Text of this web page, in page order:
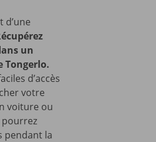
d’une
un
Tongerlo.
d’accès
votre
voiture ou
pendant la